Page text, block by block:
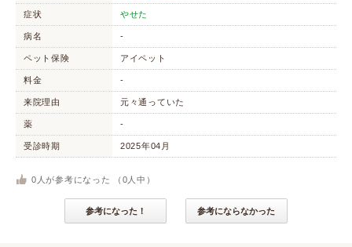
症状 やせた
病名 -
ペット保険 アイペット
料金 -
来院理由 元々通っていた
薬 -
受診時期 2025年04月
0 人が参考になった （ 0 人中）
参考になった！ 参考にならなかった